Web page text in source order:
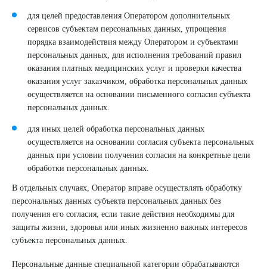
для целей предоставления Оператором дополнительных
сервисов субъектам персональных данных, упрощения
порядка взаимодействия между Оператором и субъектами
персональных данных, для исполнения требований правил
оказания платных медицинских услуг и проверки качества
оказания услуг заказчиком, обработка персональных данных
осуществляется на основании письменного согласия субъекта
персональных данных.
для иных целей обработка персональных данных
осуществляется на основании согласия субъекта персональных
данных при условии получения согласия на конкретные цели
обработки персональных данных.
В отдельных случаях, Оператор вправе осуществлять обработку
персональных данных субъекта персональных данных без
получения его согласия, если такие действия необходимы для
защиты жизни, здоровья или иных жизненно важных интересов
субъекта персональных данных.
Персональные данные специальной категории обрабатываются